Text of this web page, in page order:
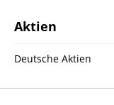
Aktien
Deutsche Aktien